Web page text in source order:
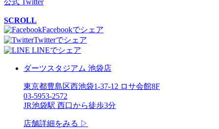
公式 Twitter
SCROLL
Facebookでシェア
Twitterでシェア
LINEでシェア
ダーツスタジアム 池袋店
東京都豊島区西池袋1-37-12 ロサ会館8F
03-5953-2572
JR池袋駅 西口から徒歩3分
店舗詳細をみる ▷